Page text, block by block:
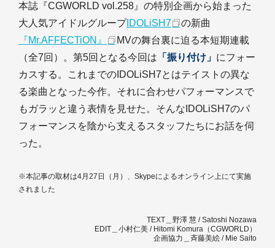
本誌『CGWORLD vol.258』の特別企画から始まった
大人気アイドルグループIDOLiSH7
の新曲
『Mr.AFFECTiON』
MVの舞台裏に迫る本短期連載
（全7回）。第5回となる今回は 「振り付け」 にフォー
カスする。これまでのIDOLiSH7とはテイストの異な
る楽曲となった今作。それに合わせパフォーマンスで
もガラッと違う表情を見せた。そんなIDOLiSH7のパ
フォーマンスを陰から支えるスタッフたちにお話を伺
った。
※本記事の取材は4月27日（月）、Skypeによるオンライン上にて実施
されました
TEXT＿野澤 慧 / Satoshi Nozawa
EDIT＿小村仁美 / Hitomi Komura（CGWORLD）
企画協力＿斉藤美絵 / Mie Saito